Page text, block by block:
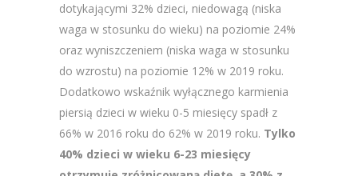
dotykającymi 32% dzieci, niedowagą (niska
waga w stosunku do wieku) na poziomie 24%
oraz wyniszczeniem (niska waga w stosunku
do wzrostu) na poziomie 12% w 2019 roku.
Dodatkowo wskaźnik wyłącznego karmienia
piersią dzieci w wieku 0-5 miesięcy spadł z
66% w 2016 roku do 62% w 2019 roku. Tylko
40% dzieci w wieku 6-23 miesięcy